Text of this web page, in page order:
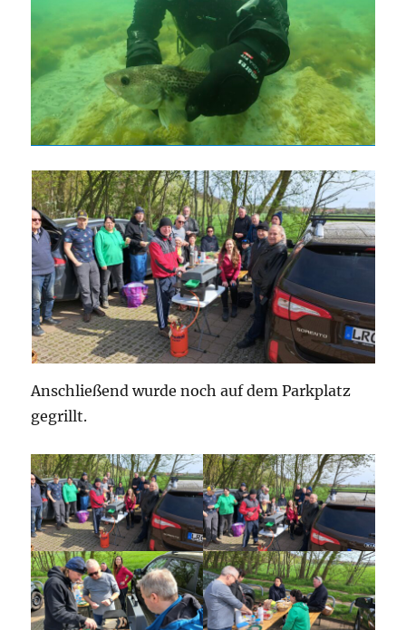
Anschließend wurde noch auf dem Parkplatz
gegrillt.